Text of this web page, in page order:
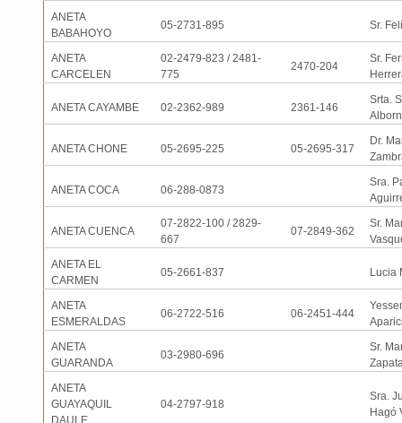
ANETA
BABAHOYO
05-2731-895 Sr.
ANETA
CARCELEN
02-2479-823 / 2481-
775
2470-204
Sr.
ANETA CAYAMBE 02-2362-989 2361-146
Srta.
ANETA CHONE 05-2695-225 05-2695-317
Dr.
ANETA COCA 06-288-0873
Sra.
ANETA CUENCA
07-2822-100 / 2829-
667
07-2849-362
Sr.
ANETA EL
CARMEN
05-2661-837 Lucia
ANETA
ESMERALDAS
06-2722-516 06-2451-444
ANETA
GUARANDA
03-2980-696
Sr.
ANETA
GUAYAQUIL
DAULE
04-2797-918
Sra.
Hagó